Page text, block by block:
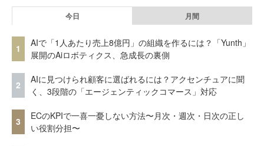
今日 月間
1
AIで「1人あたり売上8億円」の組織を作るには？「Yunth」
展開のAiロボティクス、急成長の裏側
2
AIに見つけられ顧客に選ばれるには？アクセンチュアに聞
く、3段階の「エージェンティックコマース」対応
3
ECのKPIで一喜一憂しない方法〜月次・週次・日次の正し
い役割分担〜